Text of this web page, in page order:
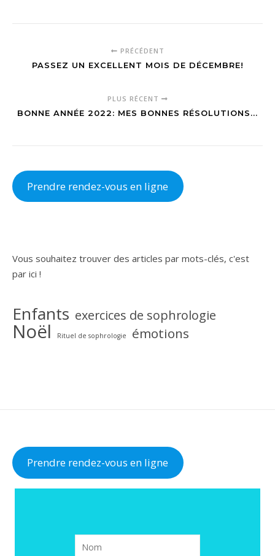
PRÉCÉDENT
PASSEZ UN EXCELLENT MOIS DE DÉCEMBRE!
PLUS RÉCENT
BONNE ANNÉE 2022: MES BONNES RÉSOLUTIONS...
Prendre rendez-vous en ligne
Vous souhaitez trouver des articles par mots-clés, c'est
par ici !
Enfants exercices de sophrologie
Noël Rituel de sophrologie émotions
Prendre rendez-vous en ligne